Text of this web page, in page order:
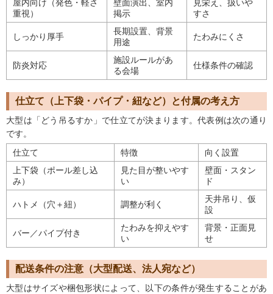
屋内向け（発色・軽さ
重視）
壁面演出、室内
掲示
見栄え、扱いや
すさ
しっかり厚手
長期設置、背景
用途
たわみにくさ
防炎対応
施設ルールがあ
る会場
仕様条件の確認
仕立て（上下袋・パイプ・紐など）と付属の考え方
大型は「どう吊るすか」で仕立てが決まります。代表例は次の通り
です。
仕立て
特徴
向く設置
上下袋（ポール差し込
み）
見た目が整いやす
い
壁面・スタン
ド
ハトメ（穴＋紐） 調整が利く
天井吊り、仮
設
バー／パイプ付き
たわみを抑えやす
い
背景・正面見
せ
配送条件の注意（大型配送、法人宛など）
大型はサイズや梱包形状によって、以下の条件が発生することがあ